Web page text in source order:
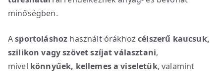
minőségben.
Asportoláshoz használt órákhozcélszerű kaucsuk,
szilikon vagy szövet szíjat választani,
mivel könnyűek, kellemes a viseletük, valamint